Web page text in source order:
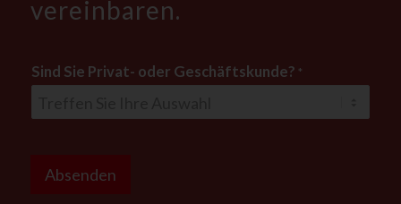
vereinbaren.
Sind Sie Privat- oder Geschäftskunde? *
Absenden